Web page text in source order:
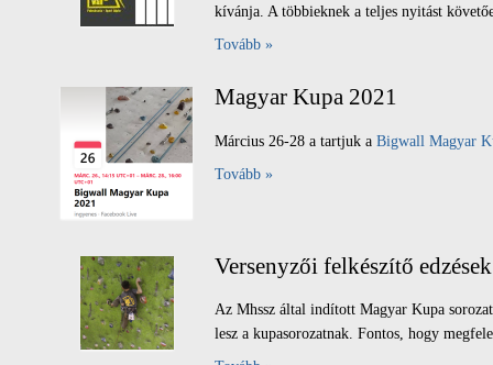
kívánja. A többieknek a teljes nyitást
Tovább »
Magyar Kupa 2021
Március 26-28 a tartjuk a Bigwall Magyar
Tovább »
Versenyzői felkészítő edzések
Az Mhssz által indított Magyar Kupa
lesz a kupasorozatnak. Fontos, hogy